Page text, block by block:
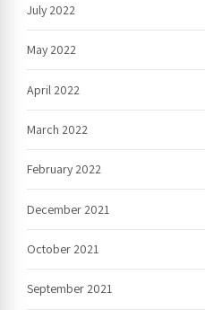
July 2022
May 2022
April 2022
March 2022
February 2022
December 2021
October 2021
September 2021